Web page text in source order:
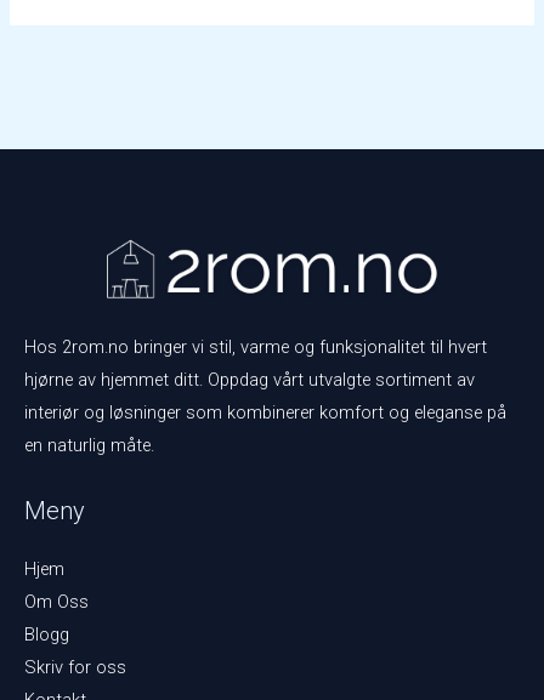
Hos 2rom.no bringer vi stil, varme og funksjonalitet til hvert
hjørne av hjemmet ditt. Oppdag vårt utvalgte sortiment av
interiør og løsninger som kombinerer komfort og eleganse på
en naturlig måte.
Meny
Hjem
Om Oss
Blogg
Skriv for oss